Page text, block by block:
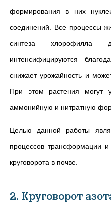
формирования в них
соединений. Все процессы
синтеза хлорофилла
интенсифицируются
снижает урожайность и
При этом растения могут
аммонийную и нитратную
Целью данной работы
процессов трансформации
круговорота в почве.
2. Круговорот